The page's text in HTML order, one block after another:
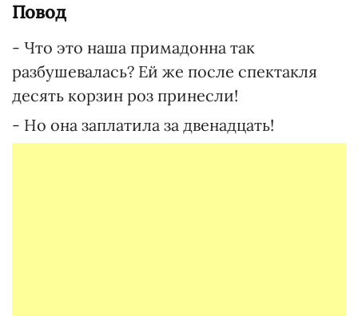
Повод
- Что это наша примадонна так
разбушевалась? Ей же после спектакля
десять корзин роз принесли!
- Но она заплатила за двенадцать!